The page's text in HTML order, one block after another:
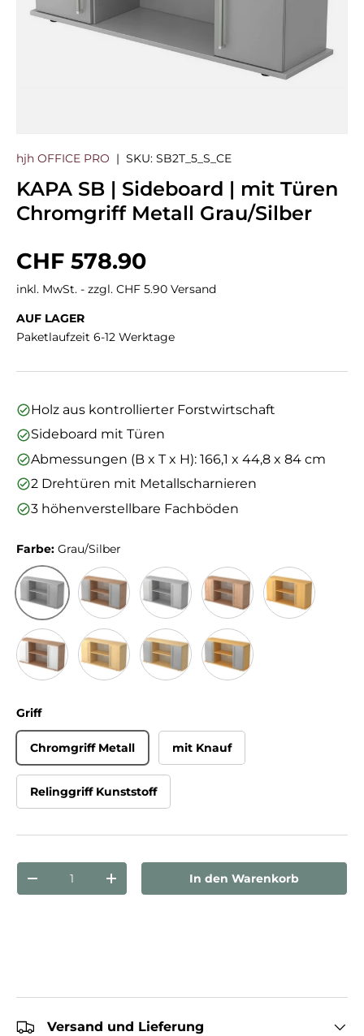
hjh OFFICE PRO | SKU: SB2T_5_S_CE
KAPA SB | Sideboard | mit Türen
Chromgriff Metall Grau/Silber
Normaler Preis
CHF 578.90
inkl. MwSt. - zzgl. CHF 5.90 Versand
AUF LAGER
Paketlaufzeit 6-12 Werktage
Holz aus kontrollierter Forstwirtschaft
Sideboard mit Türen
Abmessungen (B x T x H): 166,1 x 44,8 x 84 cm
2 Drehtüren mit Metallscharnieren
3 höhenverstellbare Fachböden
Farbe: Grau/Silber
Grau/SilberNussbaum/Silber
Grau Nussbaum
Griff
Chromgriff Metall mit Knauf
Relinggriff Kunststoff
Menge verringernMenge erhöhenIn den Warenkorb
Versand und Lieferung